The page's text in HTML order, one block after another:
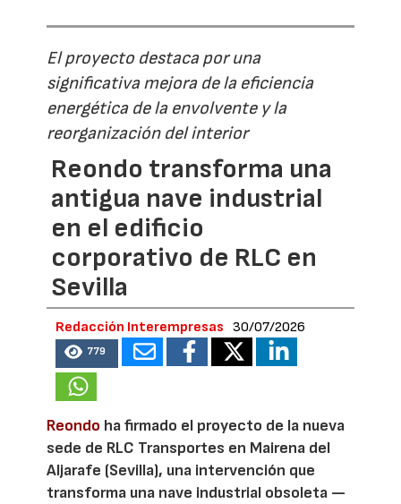
El proyecto destaca por una
significativa mejora de la eficiencia
energética de la envolvente y la
reorganización del interior
Reondo transforma una
antigua nave industrial
en el edificio
corporativo de RLC en
Sevilla
Redacción Interempresas 30/07/2026
779
Reondo ha firmado el proyecto de la nueva
sede de RLC Transportes en Mairena del
Aljarafe (Sevilla), una intervención que
transforma una nave industrial obsoleta —